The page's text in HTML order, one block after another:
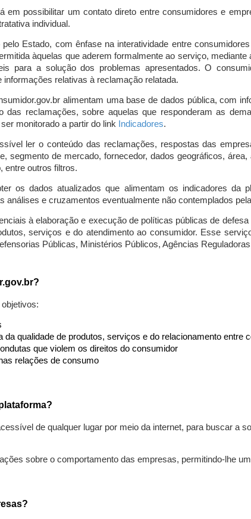
em possibilitar um contato direto entre consumidores e
individual.
Estado, com ênfase na interatividade entre
àquelas que aderem formalmente ao serviço,
para a solução dos problemas apresentados. O
relativas à reclamação relatada.
alimentam uma base de dados pública, com
das reclamações, sobre aquelas que responderam as
monitorado a partir do link
Indicadores.
ler o conteúdo das reclamações, respostas das
segmento de mercado, fornecedor, dados geográficos,
entre outros filtros.
os dados atualizados que alimentam os indicadores da
análises e cruzamentos eventualmente não contemplados
à elaboração e execução de políticas públicas de
serviços e do atendimento ao consumidor. Esse
Públicas, Ministérios Públicos, Agências
da qualidade de produtos, serviços e do relacionamento entre
que violem os direitos do consumidor
relações de consumo
de qualquer lugar por meio da internet, para buscar a
sobre o comportamento das empresas, permitindo-lhe